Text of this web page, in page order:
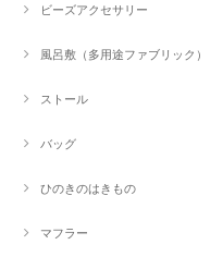
ビーズアクセサリー
風呂敷（多用途ファブリック）
ストール
バッグ
ひのきのはきもの
マフラー